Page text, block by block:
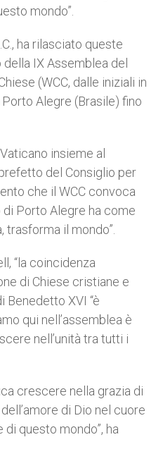
mondo”.
ha rilasciato queste
IX Assemblea del
(WCC, dalle iniziali in
Alegre (Brasile) fino
insieme al
del Consiglio per
che il WCC convoca
di Porto Alegre ha come
trasforma il mondo”.
“la coincidenza
di Chiese cristiane e
Benedetto XVI “è
qui nell’assemblea è
nell’unità tra tutti i
crescere nella grazia di
di Dio nel cuore
questo mondo”, ha